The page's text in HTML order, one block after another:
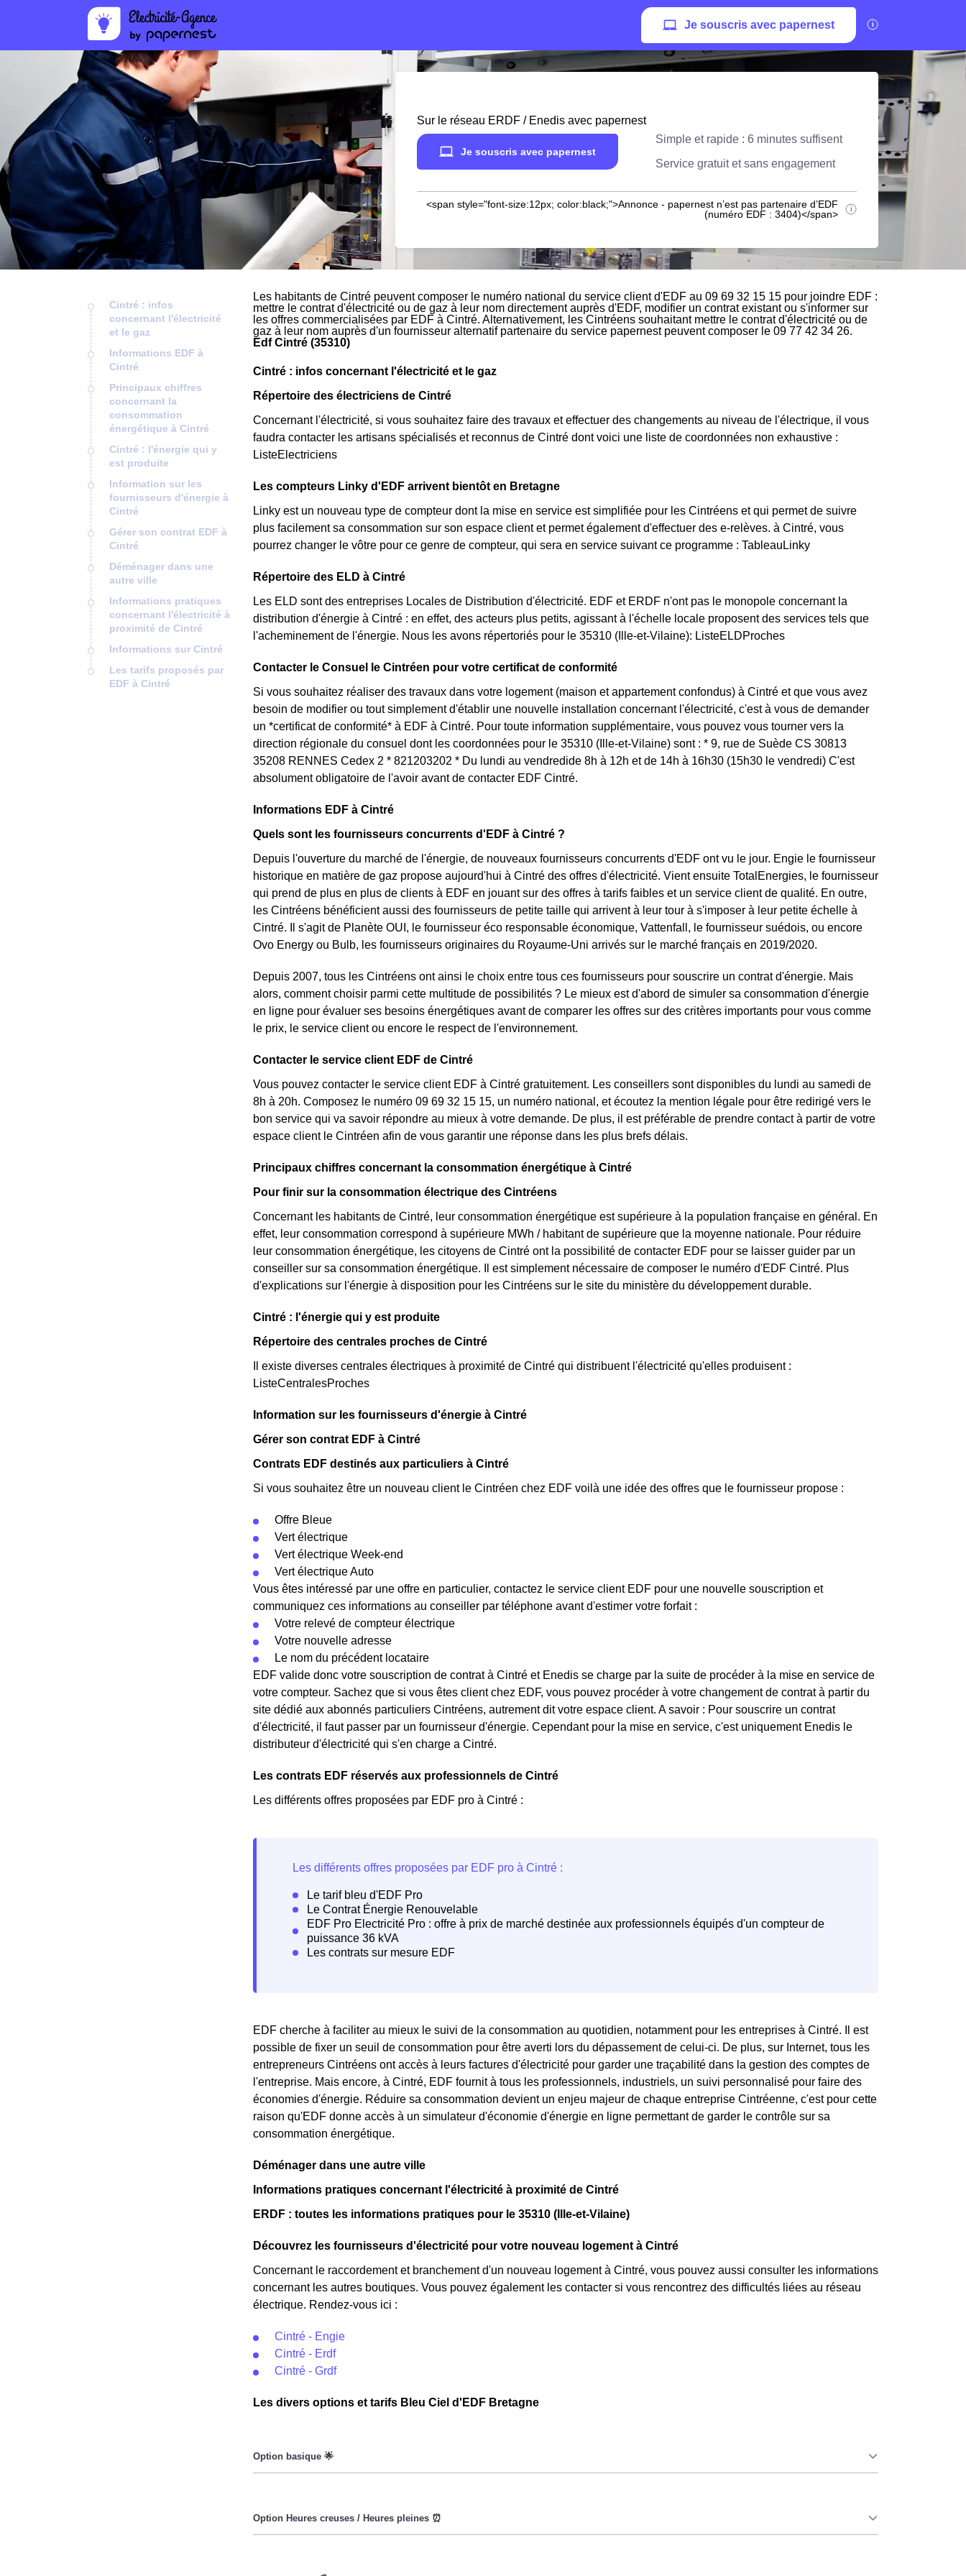
Je souscris avec papernest
Sur le réseau ERDF / Enedis avec papernest
Je souscris avec papernest
Simple et rapide : 6 minutes suffisent
Service gratuit et sans engagement
<span style="font-size:12px; color:black;">Annonce - papernest n’est pas partenaire d’EDF
(numéro EDF : 3404)</span>
Cintré : infos
concernant l'électricité
et le gaz
Informations EDF à
Cintré
Principaux chiffres
concernant la
consommation
énergétique à Cintré
Cintré : l'énergie qui y
est produite
Information sur les
fournisseurs d'énergie à
Cintré
Gérer son contrat EDF à
Cintré
Déménager dans une
autre ville
Informations pratiques
concernant l'électricité à
proximité de Cintré
Informations sur Cintré
Les tarifs proposés par
EDF à Cintré
Les habitants de Cintré peuvent composer le numéro national du service client d'EDF au 09 69 32 15 15 pour joindre EDF :
mettre le contrat d'électricité ou de gaz à leur nom directement auprès d'EDF, modifier un contrat existant ou s'informer sur
les offres commercialisées par EDF à Cintré. Alternativement, les Cintréens souhaitant mettre le contrat d'électricité ou de
gaz à leur nom auprès d'un fournisseur alternatif partenaire du service papernest peuvent composer le 09 77 42 34 26.
Edf Cintré (35310)
Cintré : infos concernant l'électricité et le gaz
Répertoire des électriciens de Cintré
Concernant l'électricité, si vous souhaitez faire des travaux et effectuer des changements au niveau de l'électrique, il vous
faudra contacter les artisans spécialisés et reconnus de Cintré dont voici une liste de coordonnées non exhaustive :
ListeElectriciens
Les compteurs Linky d'EDF arrivent bientôt en Bretagne
Linky est un nouveau type de compteur dont la mise en service est simplifiée pour les Cintréens et qui permet de suivre
plus facilement sa consommation sur son espace client et permet également d'effectuer des e-relèves. à Cintré, vous
pourrez changer le vôtre pour ce genre de compteur, qui sera en service suivant ce programme : TableauLinky
Répertoire des ELD à Cintré
Les ELD sont des entreprises Locales de Distribution d'électricité. EDF et ERDF n'ont pas le monopole concernant la
distribution d'énergie à Cintré : en effet, des acteurs plus petits, agissant à l'échelle locale proposent des services tels que
l'acheminement de l'énergie. Nous les avons répertoriés pour le 35310 (Ille-et-Vilaine): ListeELDProches
Contacter le Consuel le Cintréen pour votre certificat de conformité
Si vous souhaitez réaliser des travaux dans votre logement (maison et appartement confondus) à Cintré et que vous avez
besoin de modifier ou tout simplement d'établir une nouvelle installation concernant l'électricité, c'est à vous de demander
un *certificat de conformité* à EDF à Cintré. Pour toute information supplémentaire, vous pouvez vous tourner vers la
direction régionale du consuel dont les coordonnées pour le 35310 (Ille-et-Vilaine) sont : * 9, rue de Suède CS 30813
35208 RENNES Cedex 2 * 821203202 * Du lundi au vendredide 8h à 12h et de 14h à 16h30 (15h30 le vendredi) C'est
absolument obligatoire de l'avoir avant de contacter EDF Cintré.
Informations EDF à Cintré
Quels sont les fournisseurs concurrents d'EDF à Cintré ?
Depuis l'ouverture du marché de l'énergie, de nouveaux fournisseurs concurrents d'EDF ont vu le jour. Engie le fournisseur
historique en matière de gaz propose aujourd'hui à Cintré des offres d'électricité. Vient ensuite TotalEnergies, le fournisseur
qui prend de plus en plus de clients à EDF en jouant sur des offres à tarifs faibles et un service client de qualité. En outre,
les Cintréens bénéficient aussi des fournisseurs de petite taille qui arrivent à leur tour à s'imposer à leur petite échelle à
Cintré. Il s'agit de Planète OUI, le fournisseur éco responsable économique, Vattenfall, le fournisseur suédois, ou encore
Ovo Energy ou Bulb, les fournisseurs originaires du Royaume-Uni arrivés sur le marché français en 2019/2020.
Depuis 2007, tous les Cintréens ont ainsi le choix entre tous ces fournisseurs pour souscrire un contrat d'énergie. Mais
alors, comment choisir parmi cette multitude de possibilités ? Le mieux est d'abord de simuler sa consommation d'énergie
en ligne pour évaluer ses besoins énergétiques avant de comparer les offres sur des critères importants pour vous comme
le prix, le service client ou encore le respect de l'environnement.
Contacter le service client EDF de Cintré
Vous pouvez contacter le service client EDF à Cintré gratuitement. Les conseillers sont disponibles du lundi au samedi de
8h à 20h. Composez le numéro 09 69 32 15 15, un numéro national, et écoutez la mention légale pour être redirigé vers le
bon service qui va savoir répondre au mieux à votre demande. De plus, il est préférable de prendre contact à partir de votre
espace client le Cintréen afin de vous garantir une réponse dans les plus brefs délais.
Principaux chiffres concernant la consommation énergétique à Cintré
Pour finir sur la consommation électrique des Cintréens
Concernant les habitants de Cintré, leur consommation énergétique est supérieure à la population française en général. En
effet, leur consommation correspond à supérieure MWh / habitant de supérieure que la moyenne nationale. Pour réduire
leur consommation énergétique, les citoyens de Cintré ont la possibilité de contacter EDF pour se laisser guider par un
conseiller sur sa consommation énergétique. Il est simplement nécessaire de composer le numéro d'EDF Cintré. Plus
d'explications sur l'énergie à disposition pour les Cintréens sur le site du ministère du développement durable.
Cintré : l'énergie qui y est produite
Répertoire des centrales proches de Cintré
Il existe diverses centrales électriques à proximité de Cintré qui distribuent l'électricité qu'elles produisent :
ListeCentralesProches
Information sur les fournisseurs d'énergie à Cintré
Gérer son contrat EDF à Cintré
Contrats EDF destinés aux particuliers à Cintré
Si vous souhaitez être un nouveau client le Cintréen chez EDF voilà une idée des offres que le fournisseur propose :
Offre Bleue
Vert électrique
Vert électrique Week-end
Vert électrique Auto
Vous êtes intéressé par une offre en particulier, contactez le service client EDF pour une nouvelle souscription et
communiquez ces informations au conseiller par téléphone avant d'estimer votre forfait :
Votre relevé de compteur électrique
Votre nouvelle adresse
Le nom du précédent locataire
EDF valide donc votre souscription de contrat à Cintré et Enedis se charge par la suite de procéder à la mise en service de
votre compteur. Sachez que si vous êtes client chez EDF, vous pouvez procéder à votre changement de contrat à partir du
site dédié aux abonnés particuliers Cintréens, autrement dit votre espace client. A savoir : Pour souscrire un contrat
d'électricité, il faut passer par un fournisseur d'énergie. Cependant pour la mise en service, c'est uniquement Enedis le
distributeur d'électricité qui s'en charge a Cintré.
Les contrats EDF réservés aux professionnels de Cintré
Les différents offres proposées par EDF pro à Cintré :
EDF cherche à faciliter au mieux le suivi de la consommation au quotidien, notamment pour les entreprises à Cintré. Il est
possible de fixer un seuil de consommation pour être averti lors du dépassement de celui-ci. De plus, sur Internet, tous les
entrepreneurs Cintréens ont accès à leurs factures d'électricité pour garder une traçabilité dans la gestion des comptes de
l'entreprise. Mais encore, à Cintré, EDF fournit à tous les professionnels, industriels, un suivi personnalisé pour faire des
économies d'énergie. Réduire sa consommation devient un enjeu majeur de chaque entreprise Cintréenne, c'est pour cette
raison qu'EDF donne accès à un simulateur d'économie d'énergie en ligne permettant de garder le contrôle sur sa
consommation énergétique.
Déménager dans une autre ville
Informations pratiques concernant l'électricité à proximité de Cintré
ERDF : toutes les informations pratiques pour le 35310 (Ille-et-Vilaine)
Découvrez les fournisseurs d'électricité pour votre nouveau logement à Cintré
Concernant le raccordement et branchement d'un nouveau logement à Cintré, vous pouvez aussi consulter les informations
concernant les autres boutiques. Vous pouvez également les contacter si vous rencontrez des difficultés liées au réseau
électrique. Rendez-vous ici :
Cintré - Engie
Cintré - Erdf
Cintré - Grdf
Les divers options et tarifs Bleu Ciel d'EDF Bretagne